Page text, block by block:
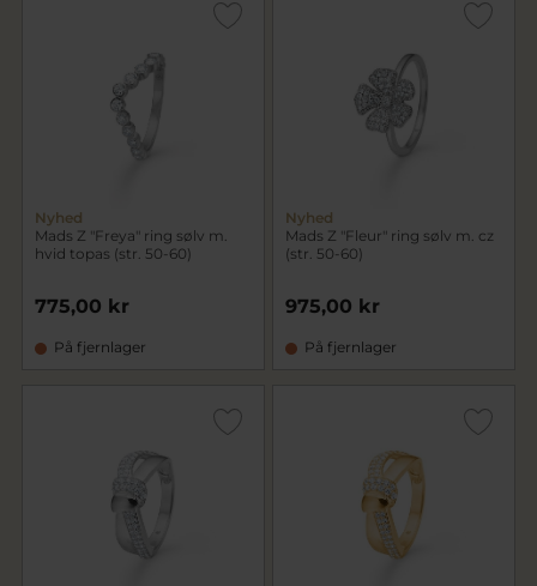
Nyhed
Mads Z "Freya" ring sølv m.
hvid topas (str. 50-60)
775,00 kr
På fjernlager
Nyhed
Mads Z "Fleur" ring sølv m. cz
(str. 50-60)
975,00 kr
På fjernlager